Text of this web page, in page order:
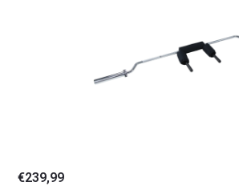
€239,99